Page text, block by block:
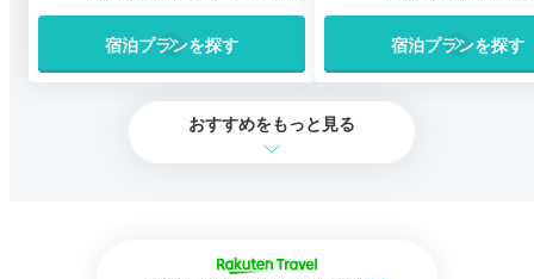
宿泊プランを探す 宿泊プランを探す
おすすめをもっと見る